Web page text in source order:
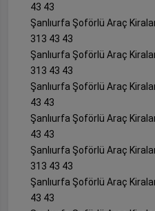
43 43
Şanlıurfa Şoförlü Araç
313 43 43
Şanlıurfa Şoförlü Araç
313 43 43
Şanlıurfa Şoförlü Araç
43 43
Şanlıurfa Şoförlü Araç
43 43
Şanlıurfa Şoförlü Araç
313 43 43
Şanlıurfa Şoförlü Araç
43 43